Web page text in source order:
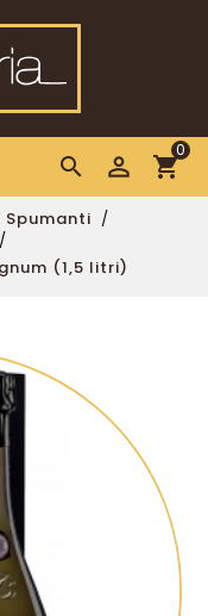
0
Spumanti
(1,5 litri)